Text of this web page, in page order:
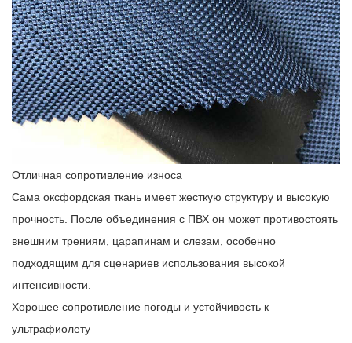
Отличная сопротивление износа
Сама оксфордская ткань имеет жесткую структуру и высокую
прочность. После объединения с ПВХ он может противостоять
внешним трениям, царапинам и слезам, особенно
подходящим для сценариев использования высокой
интенсивности.
Хорошее сопротивление погоды и устойчивость к
ультрафиолету